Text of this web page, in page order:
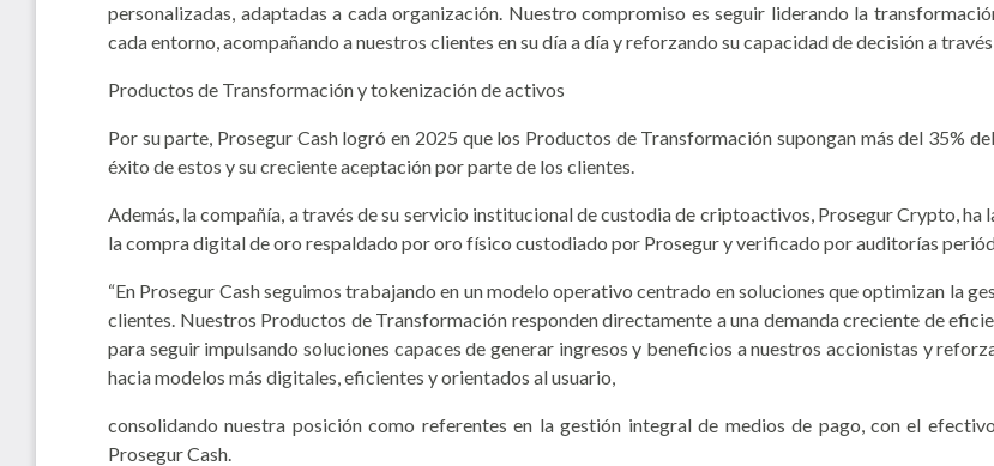
personalizadas, adaptadas a cada organización. Nuestro compromiso es seguir liderando la
cada entorno, acompañando a nuestros clientes en su día a día y reforzando su capacidad de decisión a través
Productos de Transformación y tokenización de activos
Por su parte, Prosegur Cash logró en 2025 que los Productos de Transformación supongan más del 35%
éxito de estos y su creciente aceptación por parte de los clientes.
Además, la compañía, a través de su servicio institucional de custodia de criptoactivos, Prosegur Crypto,
la compra digital de oro respaldado por oro físico custodiado por Prosegur y verificado por auditorías
“En Prosegur Cash seguimos trabajando en un modelo operativo centrado en soluciones que optimizan la
clientes. Nuestros Productos de Transformación responden directamente a una demanda creciente de
para seguir impulsando soluciones capaces de generar ingresos y beneficios a nuestros accionistas y
hacia modelos más digitales, eficientes y orientados al usuario,
consolidando nuestra posición como referentes en la gestión integral de medios de pago, con el
Prosegur Cash.